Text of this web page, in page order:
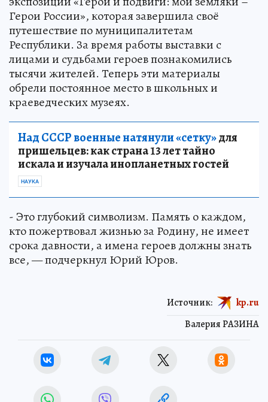
Герои России», которая завершила своё
путешествие по муниципалитетам
Республики. За время работы выставки с
лицами и судьбами героев познакомились
тысячи жителей. Теперь эти материалы
обрели постоянное место в школьных и
краеведческих музеях.
Над СССР военные натянули «сетку»для
пришельцев: как страна 13 лет тайно
искала и изучала инопланетных гостей
НАУКА
- Это глубокий символизм. Память о каждом,
кто пожертвовал жизнью за Родину, не имеет
срока давности, а имена героев должны знать
все, — подчеркнул Юрий Юров.
Валерия РАЗИНА
Источник: kp.ru